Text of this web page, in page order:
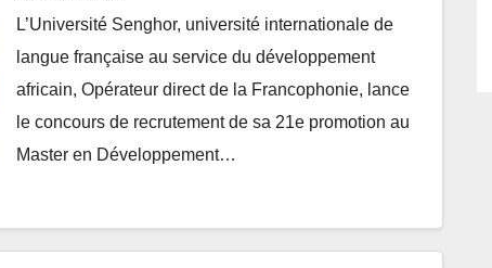
L’Université Senghor, université internationale de
langue française au service du développement
africain, Opérateur direct de la Francophonie, lance
le concours de recrutement de sa 21e promotion au
Master en Développement…